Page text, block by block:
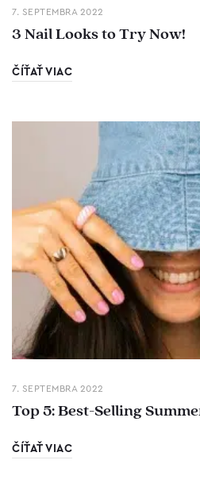
7. SEPTEMBRA 2022
3 Nail Looks to Try Now!
ČÍŤAŤ VIAC
7. SEPTEMBRA 2022
Top 5: Best-Selling
ČÍŤAŤ VIAC